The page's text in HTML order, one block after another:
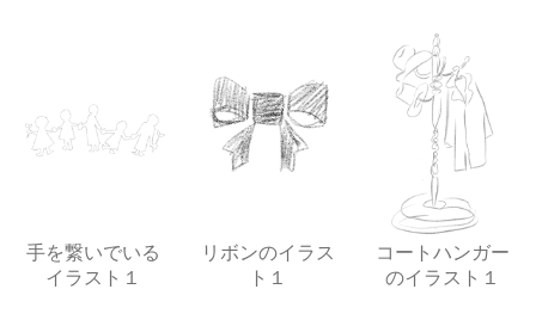
手を繋いでいる
イラスト１
リボンのイラス
ト１
コートハンガー
のイラスト１